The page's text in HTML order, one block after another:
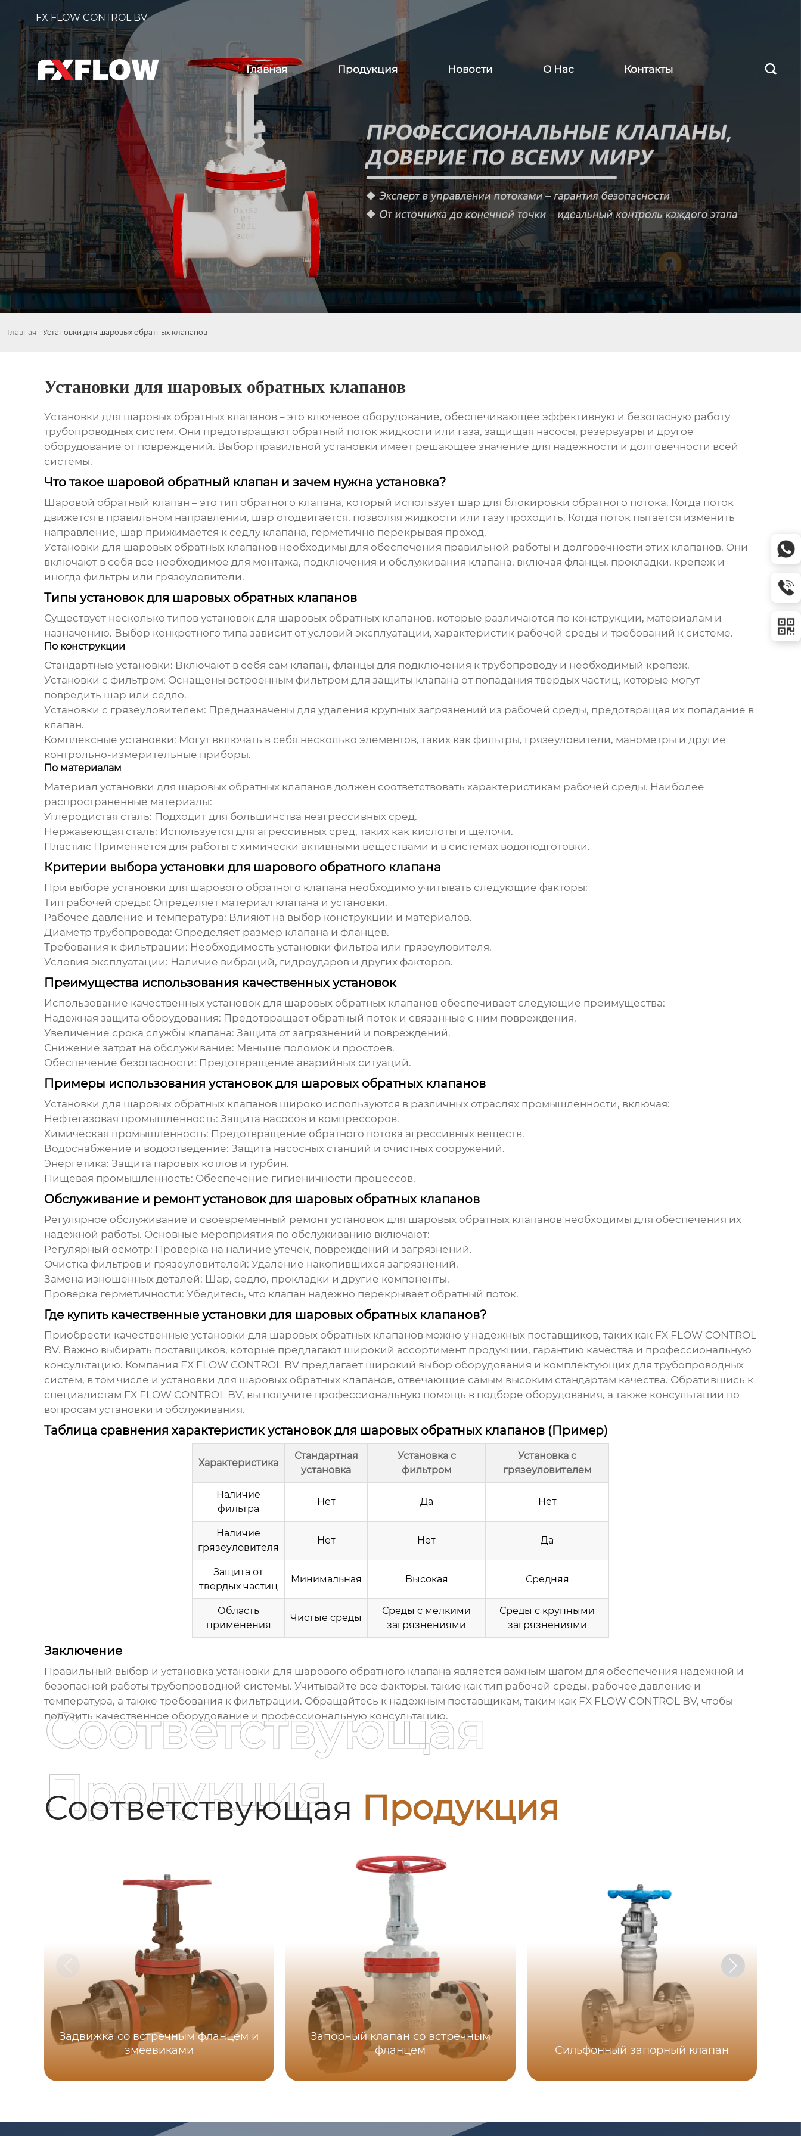
FX FLOW CONTROL BV
Главная Продукция Новости О Нас Контакты 
Главная - Установки для шаровых обратных клапанов
Установки для шаровых обратных клапанов
Установки для шаровых обратных клапанов– это ключевое оборудование, обеспечивающее эффективную и безопасную работу
трубопроводных систем. Они предотвращают обратный поток жидкости или газа, защищая насосы, резервуары и другое
оборудование от повреждений. Выбор правильной установки имеет решающее значение для надежности и долговечности всей
системы.
Что такое шаровой обратный клапан и зачем нужна установка?
Шаровой обратный клапан – это тип обратного клапана, который использует шар для блокировки обратного потока. Когда поток
движется в правильном направлении, шар отодвигается, позволяя жидкости или газу проходить. Когда поток пытается изменить
направление, шар прижимается к седлу клапана, герметично перекрывая проход.
Установки для шаровых обратных клапановнеобходимы для обеспечения правильной работы и долговечности этих клапанов. Они
включают в себя все необходимое для монтажа, подключения и обслуживания клапана, включая фланцы, прокладки, крепеж и
иногда фильтры или грязеуловители.
Типы установок для шаровых обратных клапанов
Существует несколько типов установок для шаровых обратных клапанов, которые различаются по конструкции, материалам и
назначению. Выбор конкретного типа зависит от условий эксплуатации, характеристик рабочей среды и требований к системе.
По конструкции
Стандартные установки: Включают в себя сам клапан, фланцы для подключения к трубопроводу и необходимый крепеж.
Установки с фильтром: Оснащены встроенным фильтром для защиты клапана от попадания твердых частиц, которые могут
повредить шар или седло.
Установки с грязеуловителем: Предназначены для удаления крупных загрязнений из рабочей среды, предотвращая их попадание в
клапан.
Комплексные установки: Могут включать в себя несколько элементов, таких как фильтры, грязеуловители, манометры и другие
контрольно-измерительные приборы.
По материалам
Материал установки для шаровых обратных клапановдолжен соответствовать характеристикам рабочей среды. Наиболее
распространенные материалы:
Углеродистая сталь: Подходит для большинства неагрессивных сред.
Нержавеющая сталь: Используется для агрессивных сред, таких как кислоты и щелочи.
Пластик: Применяется для работы с химически активными веществами и в системах водоподготовки.
Критерии выбора установки для шарового обратного клапана
При выборе установки для шарового обратного клапана необходимо учитывать следующие факторы:
Тип рабочей среды: Определяет материал клапана и установки.
Рабочее давление и температура: Влияют на выбор конструкции и материалов.
Диаметр трубопровода: Определяет размер клапана и фланцев.
Требования к фильтрации: Необходимость установки фильтра или грязеуловителя.
Условия эксплуатации: Наличие вибраций, гидроударов и других факторов.
Преимущества использования качественных установок
Использование качественных установок для шаровых обратных клапановобеспечивает следующие преимущества:
Надежная защита оборудования: Предотвращает обратный поток и связанные с ним повреждения.
Увеличение срока службы клапана: Защита от загрязнений и повреждений.
Снижение затрат на обслуживание: Меньше поломок и простоев.
Обеспечение безопасности: Предотвращение аварийных ситуаций.
Примеры использования установок для шаровых обратных клапанов
Установки для шаровых обратных клапановшироко используются в различных отраслях промышленности, включая:
Нефтегазовая промышленность: Защита насосов и компрессоров.
Химическая промышленность: Предотвращение обратного потока агрессивных веществ.
Водоснабжение и водоотведение: Защита насосных станций и очистных сооружений.
Энергетика: Защита паровых котлов и турбин.
Пищевая промышленность: Обеспечение гигиеничности процессов.
Обслуживание и ремонт установок для шаровых обратных клапанов
Регулярное обслуживание и своевременный ремонт установок для шаровых обратных клапановнеобходимы для обеспечения их
надежной работы. Основные мероприятия по обслуживанию включают:
Регулярный осмотр: Проверка на наличие утечек, повреждений и загрязнений.
Очистка фильтров и грязеуловителей: Удаление накопившихся загрязнений.
Замена изношенных деталей: Шар, седло, прокладки и другие компоненты.
Проверка герметичности: Убедитесь, что клапан надежно перекрывает обратный поток.
Где купить качественные установки для шаровых обратных клапанов?
Приобрести качественные установки для шаровых обратных клапановможно у надежных поставщиков, таких как FX FLOW CONTROL
BV. Важно выбирать поставщиков, которые предлагают широкий ассортимент продукции, гарантию качества и профессиональную
консультацию. Компания FX FLOW CONTROL BVпредлагает широкий выбор оборудования и комплектующих для трубопроводных
систем, в том числе и установки для шаровых обратных клапанов, отвечающие самым высоким стандартам качества. Обратившись к
специалистам FX FLOW CONTROL BV, вы получите профессиональную помощь в подборе оборудования, а также консультации по
вопросам установки и обслуживания.
Таблица сравнения характеристик установок для шаровых обратных клапанов (Пример)
Характеристика
Стандартная
установка
Установка с
фильтром
Установка с
грязеуловителем
Наличие
фильтра
Нет Да Нет
Наличие
грязеуловителя
Нет Нет Да
Защита от
твердых частиц
Минимальная Высокая Средняя
Область
применения
Чистые среды
Среды с мелкими
загрязнениями
Среды с крупными
загрязнениями
Заключение
Правильный выбор и установка установки для шарового обратного клапана является важным шагом для обеспечения надежной и
безопасной работы трубопроводной системы. Учитывайте все факторы, такие как тип рабочей среды, рабочее давление и
температура, а также требования к фильтрации. Обращайтесь к надежным поставщикам, таким как FX FLOW CONTROL BV, чтобы
получить качественное оборудование и профессиональную консультацию.
Соответствующая Продукция
Соответствующая
Продукция
Задвижка со встречным фланцем и
змеевиками
Запорный клапан со встречным
фланцем
Сильфонный запорный клапан